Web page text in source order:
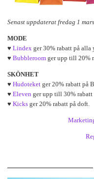
Senast uppdaterat fredag 1
MODE
♥ Lindex ger 30% rabatt på
♥ Bubbleroom ger upp till 20%
SKÖNHET
♥ Hudoteket ger 20% rabatt på
♥ Eleven ger upp till 30% rabatt
♥ Kicks ger 20% rabatt på doft.